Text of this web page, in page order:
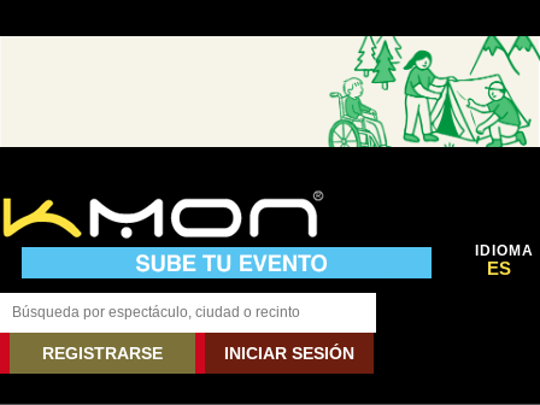
IDIOMA
ES
REGISTRARSE INICIAR SESIÓN